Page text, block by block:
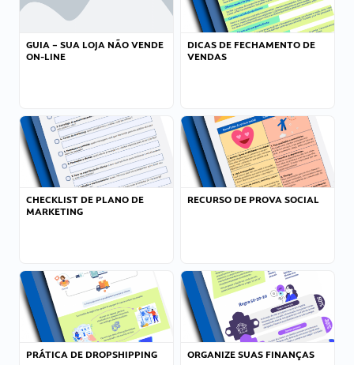
GUIA – SUA LOJA NÃO VENDE
ON-LINE
DICAS DE FECHAMENTO DE
VENDAS
CHECKLIST DE PLANO DE
MARKETING
RECURSO DE PROVA SOCIAL
PRÁTICA DE DROPSHIPPING ORGANIZE SUAS FINANÇAS